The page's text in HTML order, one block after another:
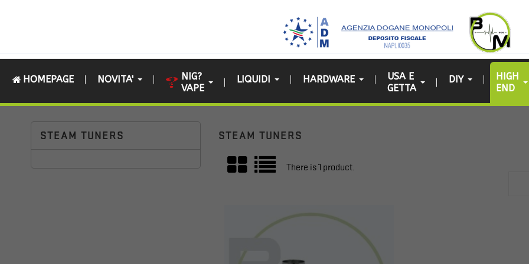
HOMEPAGE NOVITA'
NIG?
VAPE
LIQUIDI HARDWARE
USA E
GETTA
DIY
HIGH
END
STEAM TUNERS STEAM TUNERS
There is 1 product.